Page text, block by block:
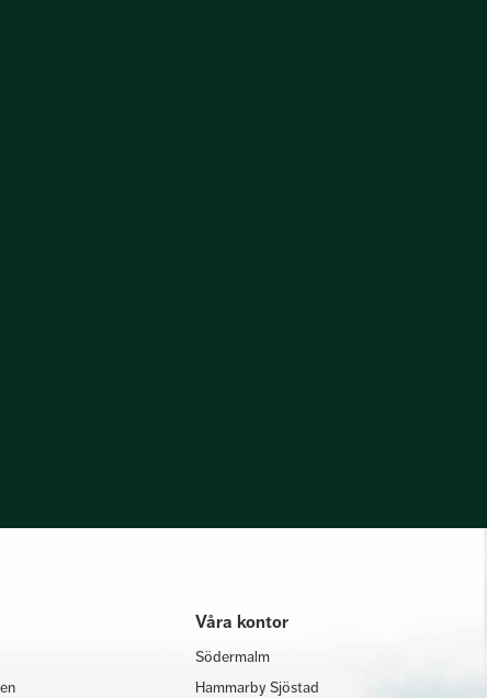
Våra kontor
Södermalm
Hammarby Sjöstad